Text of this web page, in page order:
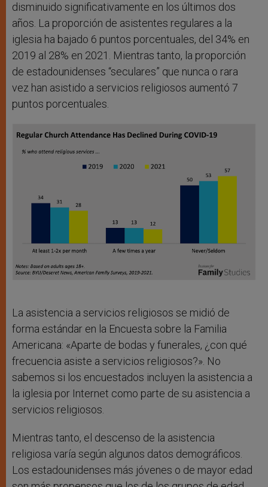
disminuido significativamente en los últimos dos
años. La proporción de asistentes regulares a la
iglesia ha bajado 6 puntos porcentuales, del 34% en
2019 al 28% en 2021. Mientras tanto, la proporción
de estadounidenses “seculares” que nunca o rara
vez han asistido a servicios religiosos aumentó 7
puntos porcentuales.
La asistencia a servicios religiosos se midió de
forma estándar en la Encuesta sobre la Familia
Americana: «Aparte de bodas y funerales, ¿con qué
frecuencia asiste a servicios religiosos?». No
sabemos si los encuestados incluyen la asistencia a
la iglesia por Internet como parte de su asistencia a
servicios religiosos.
Mientras tanto, el descenso de la asistencia
religiosa varía según algunos datos demográficos.
Los estadounidenses más jóvenes o de mayor edad